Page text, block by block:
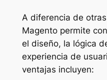
A diferencia de
Magento permite
el diseño, la lógica
experiencia de
ventajas incluyen: